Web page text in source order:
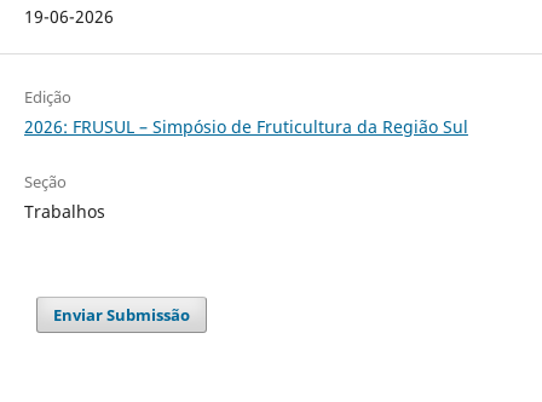
19-06-2026
Edição
2026: FRUSUL – Simpósio de Fruticultura da Região Sul
Seção
Trabalhos
Enviar Submissão